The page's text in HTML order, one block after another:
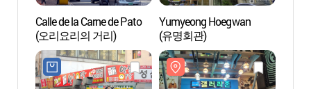
Calle de la Carne de Pato
(오리요리의 거리)
Yumyeong Hoegwan
(유명회관)